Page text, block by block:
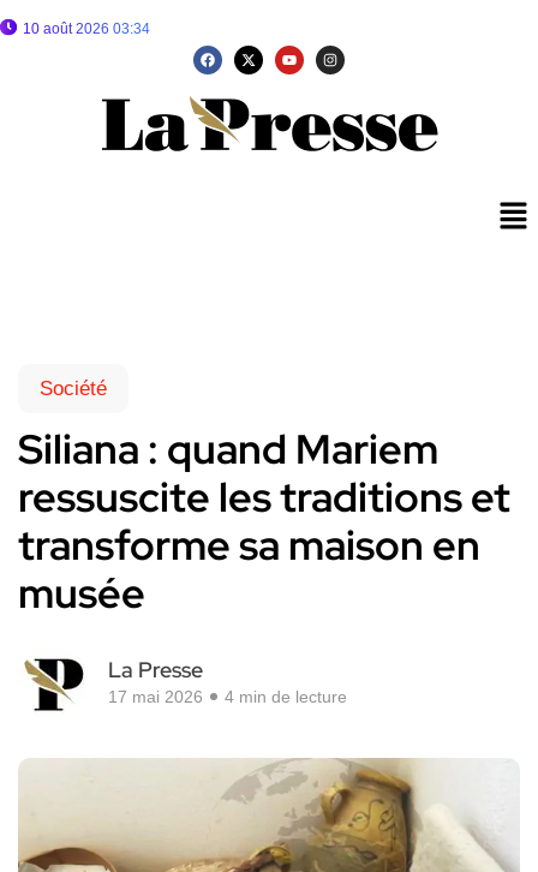
10 août 2026 03:34
Société
Siliana : quand Mariem
ressuscite les traditions et
transforme sa maison en
musée
La Presse
17 mai 2026 4 min de lecture